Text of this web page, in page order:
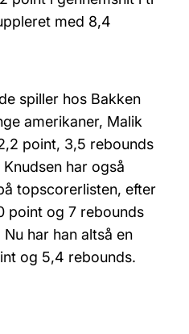
med 8,4
spiller hos Bakken
amerikaner, Malik
point, 3,5 rebounds
har også
topscorerlisten, efter
point og 7 rebounds
har han altså en
og 5,4 rebounds.